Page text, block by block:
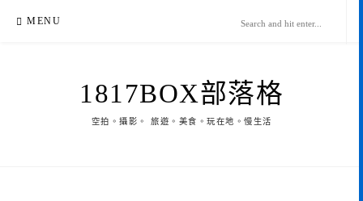
MENU
1817BOX部落格
空拍。攝影。 旅遊。美食。玩在地。慢生活